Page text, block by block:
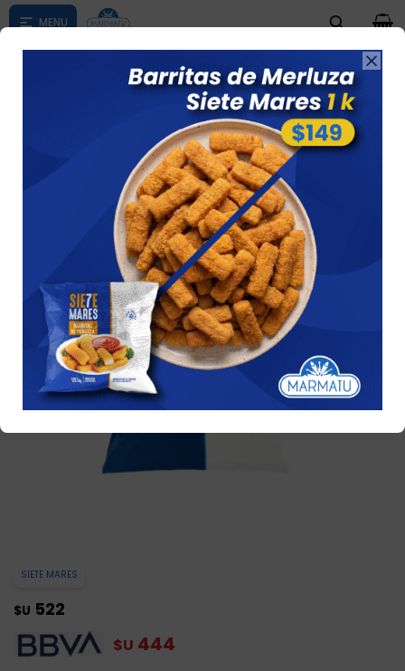

según su zona
0

Milanesa De Merluza Siete Mares Kilo
SIETE MARES
$U 522
$U 444